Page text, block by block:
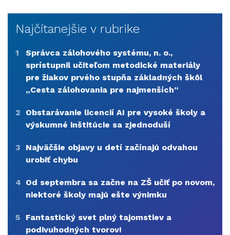
Najčítanejšie v rubrike
1
Správca zálohového systému, n. o.,
sprístupnil učiteľom metodické materiály
pre žiakov prvého stupňa základných škôl
„Cesta zálohovania pre najmenších“
2
Obstarávanie licencií AI pre vysoké školy a
výskumné inštitúcie sa zjednoduší
3
Najväčšie objavy u detí začínajú odvahou
urobiť chybu
4 Od septembra sa začne na ZŠ učiť po novom,
niektoré školy majú ešte výnimku
5
Fantastický svet plný tajomstiev a
podivuhodných tvorov!